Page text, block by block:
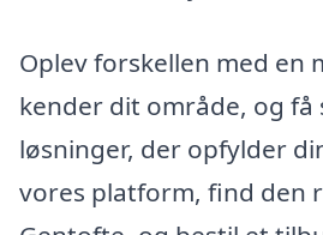
Oplev forskellen med en
kender dit område, og
løsninger, der opfylder
vores platform, find den